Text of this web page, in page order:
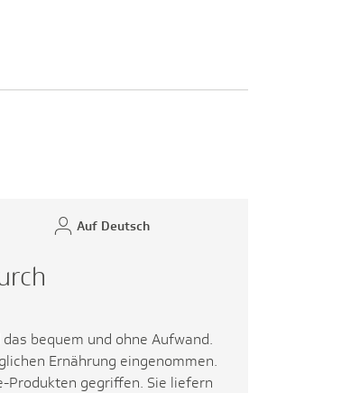
Auf Deutsch
bequem und ohne Aufwand.
Ernährung eingenommen.
Produkten gegriffen. Sie liefern